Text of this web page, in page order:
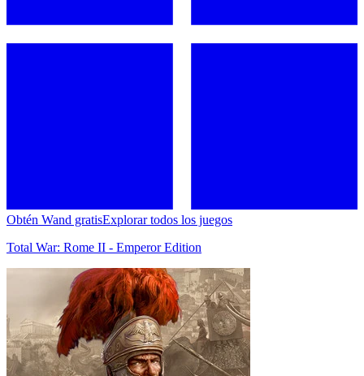
Obtén Wand gratisExplorar todos los juegos
Total War: Rome II - Emperor Edition